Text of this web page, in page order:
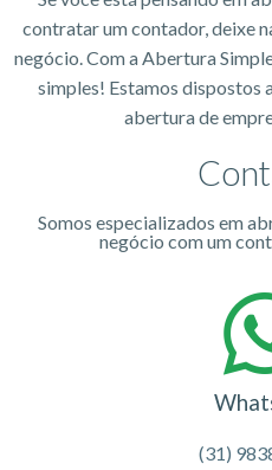
contratar um contador, deixe
negócio. Com a Abertura
simples! Estamos dispostos
abertura de
Somos especializados em
negócio com um
(31)